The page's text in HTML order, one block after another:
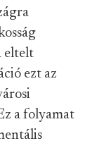
eltelt
ezt az
a folyamat